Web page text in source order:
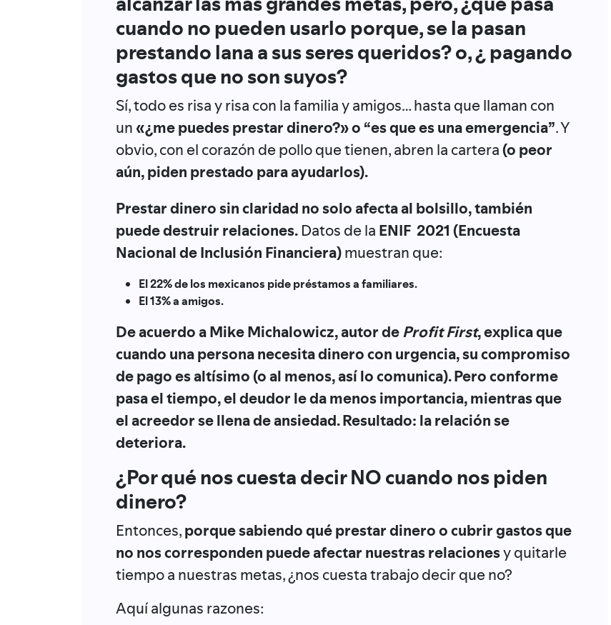
cuando no pueden usarlo porque, se la pasan
prestando lana a sus seres queridos? o, ¿ pagando
gastos que no son suyos?
Sí, todo es risa y risa con la familia y amigos… hasta que llaman con
un «¿me puedes prestar dinero?» o “es que es una emergencia”. Y
obvio, con el corazón de pollo que tienen, abren la cartera(o peor
aún, piden prestado para ayudarlos).
Prestar dinero sin claridad no solo afecta al bolsillo, también
puede destruir relaciones. Datos de la ENIF 2021 (Encuesta
Nacional de Inclusión Financiera)muestran que:
El 22% de los mexicanos pide préstamos a familiares.
El 13% a amigos.
De acuerdo aMike Michalowicz, autor deProfit First, explica que
cuando una personanecesita dinero con urgencia, su compromiso
de pago es altísimo(o al menos, así lo comunica). Pero conforme
pasa el tiempo,el deudor le da menos importancia, mientras que
el acreedor se llena de ansiedad. Resultado: la relación se
deteriora.
¿Por qué nos cuesta decir NO cuando nos piden
dinero?
Entonces,porque sabiendo qué prestar dinero o cubrir gastos que
no nos corresponden puede afectar nuestras relacionesy quitarle
tiempo a nuestras metas, ¿nos cuesta trabajo decir que no?
Aquí algunas razones: